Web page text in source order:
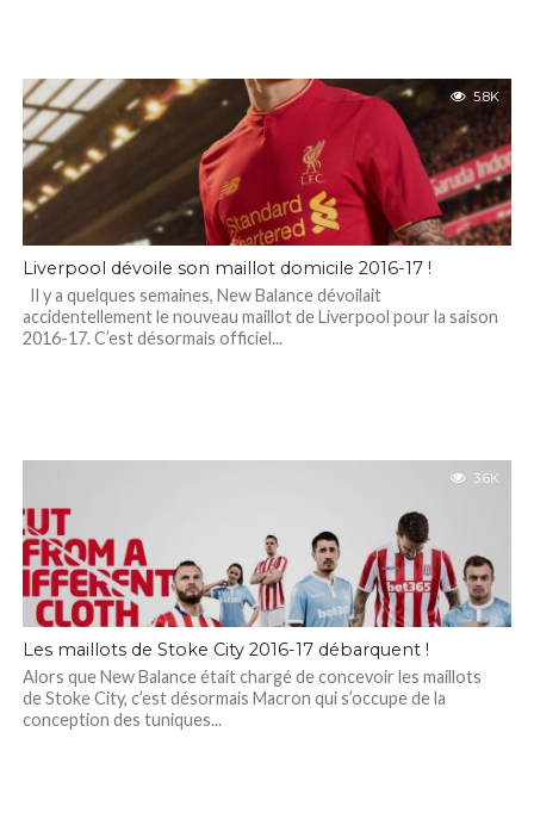
5.8K
Liverpool dévoile son maillot domicile 2016-17 !
Il y a quelques semaines, New Balance dévoilait
accidentellement le nouveau maillot de Liverpool pour la saison
2016-17. C’est désormais officiel...
3.6K
Les maillots de Stoke City 2016-17 débarquent !
Alors que New Balance était chargé de concevoir les maillots
de Stoke City, c’est désormais Macron qui s’occupe de la
conception des tuniques...